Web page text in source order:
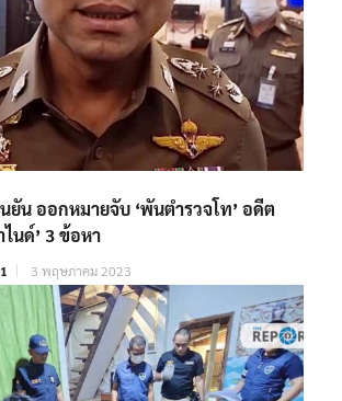
นยัน ออกหมายจับ ‘พันตำรวจโท’ อดีต
นด์’ 3 ข้อหา
3 พฤษภาคม 2023